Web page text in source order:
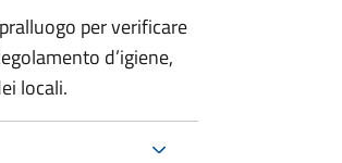
per verificare
d’igiene,
locali.